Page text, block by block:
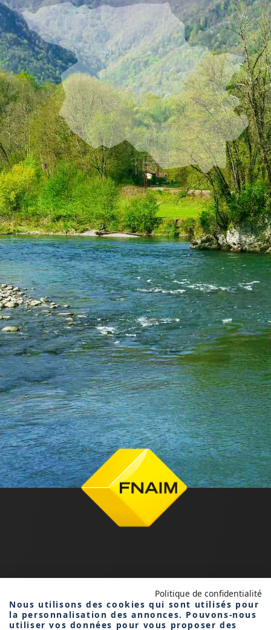
FNAIM BÉARN
BIGORRE
Politique de confidentialité
Nous utilisons des cookies qui sont utilisés pour
la personnalisation des annonces. Pouvons-nous
utiliser vos données pour vous proposer des